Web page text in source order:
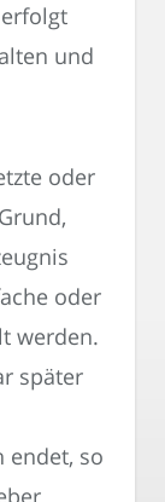
und
oder
oder
werden.
später
endet, so